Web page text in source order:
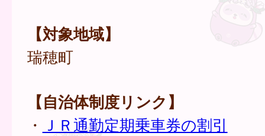
【対象地域】
瑞穂町
【自治体制度リンク】
・ ＪＲ通勤定期乗車券の割引